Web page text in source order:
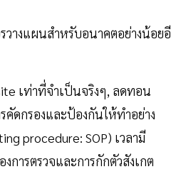
วางแผนสำหรับอนาคตอย่างน้อย
เท่าที่จำเป็นจริงๆ, ลดทอน
ดกรองและป้องกันให้ทำอย่าง
procedure: SOP) เวลามี
การตรวจและการกักตัวสังเกต